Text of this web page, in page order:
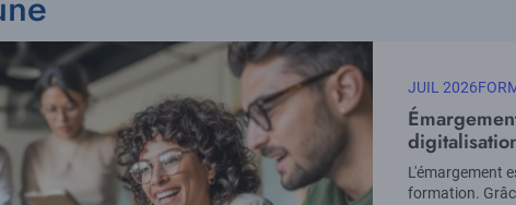
DATE
MISE
À
JOUR
JUIL 2026
Chapo
L'émargement
formation.